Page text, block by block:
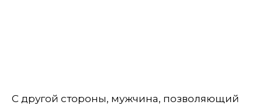
С другой стороны, мужчина, позволяющий